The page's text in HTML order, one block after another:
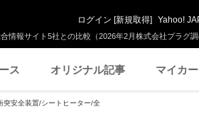
情報サイト5社との比較（2026年2月株式会社プラグ調
ログイン [新規取得] Yahoo!
ス オリジナル記事 マイカー
突安全装置/シートヒーター/全